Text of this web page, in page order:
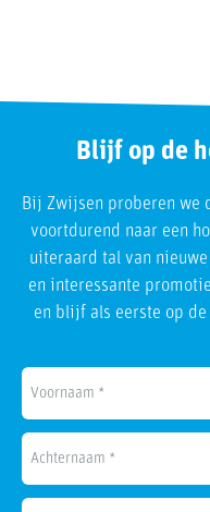
Blijf op de
Bij Zwijsen proberen we
voortdurend naar een
uiteraard tal van
en interessante
en blijf als eerste op